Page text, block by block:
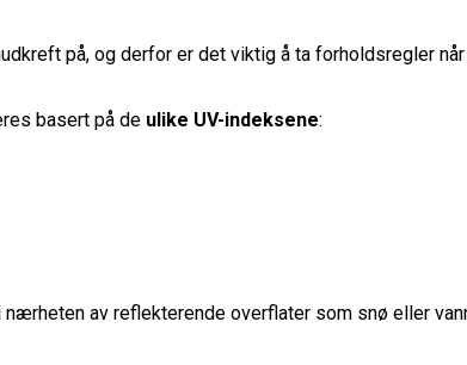
på, og derfor er det viktig å ta forholdsregler
basert på de ulike UV-indeksene:
av reflekterende overflater som snø eller